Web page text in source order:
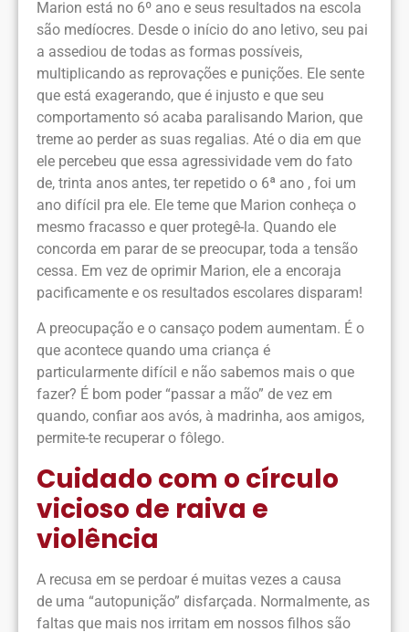
Marion está no 6º ano e seus resultados na escola
são medíocres. Desde o início do ano letivo, seu pai
a assediou de todas as formas possíveis,
multiplicando as reprovações e punições. Ele sente
que está exagerando, que é injusto e que seu
comportamento só acaba paralisando Marion, que
treme ao perder as suas regalias. Até o dia em que
ele percebeu que essa agressividade vem do fato
de, trinta anos antes, ter repetido o 6ª ano , foi um
ano difícil pra ele. Ele teme que Marion conheça o
mesmo fracasso e quer protegê-la. Quando ele
concorda em parar de se preocupar, toda a tensão
cessa. Em vez de oprimir Marion, ele a encoraja
pacificamente e os resultados escolares disparam!
A preocupação e o cansaço podem aumentam. É o
que acontece quando uma criança é
particularmente difícil e não sabemos mais o que
fazer? É bom poder “passar a mão” de vez em
quando, confiar aos avós, à madrinha, aos amigos,
permite-te recuperar o fôlego.
Cuidado com o círculo
vicioso de raiva e
violência
A recusa em se perdoar é muitas vezes a causa
de uma “autopunição” disfarçada. Normalmente, as
faltas que mais nos irritam em nossos filhos são